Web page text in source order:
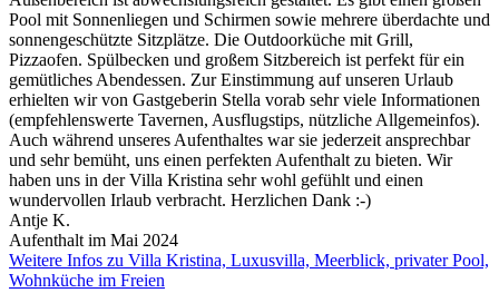
Pool mit Sonnenliegen und Schirmen sowie mehrere überdachte und
sonnengeschützte Sitzplätze. Die Outdoorküche mit Grill,
Pizzaofen. Spülbecken und großem Sitzbereich ist perfekt für ein
gemütliches Abendessen. Zur Einstimmung auf unseren Urlaub
erhielten wir von Gastgeberin Stella vorab sehr viele Informationen
(empfehlenswerte Tavernen, Ausflugstips, nützliche Allgemeinfos).
Auch während unseres Aufenthaltes war sie jederzeit ansprechbar
und sehr bemüht, uns einen perfekten Aufenthalt zu bieten. Wir
haben uns in der Villa Kristina sehr wohl gefühlt und einen
wundervollen Irlaub verbracht. Herzlichen Dank :-)
Antje K.
Aufenthalt im Mai 2024
Weitere Infos zu Villa Kristina, Luxusvilla, Meerblick, privater Pool,
Wohnküche im Freien